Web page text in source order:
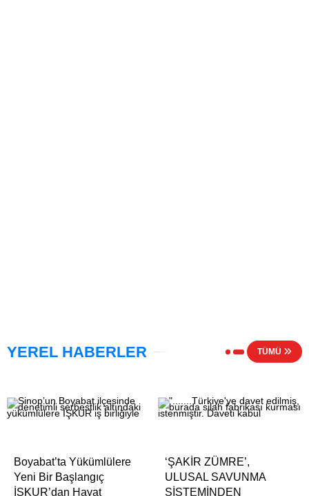
YEREL HABERLER TÜMÜ
Boyabat’ta Yükümlülere
Yeni Bir Başlangıç
İŞKUR’dan Hayat
‘ŞAKİR ZÜMRE’,
ULUSAL SAVUNMA
SİSTEMİNDEN